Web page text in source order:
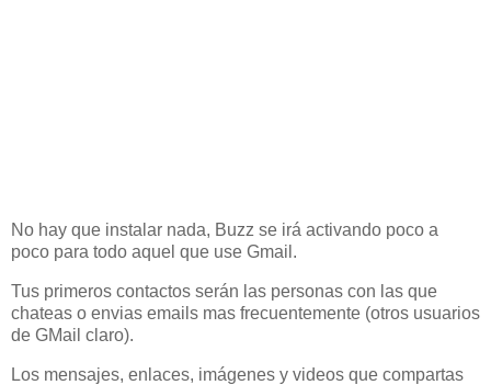
No hay que instalar nada, Buzz se irá activando poco a
poco para todo aquel que use Gmail.
Tus primeros contactos serán las personas con las que
chateas o envias emails mas frecuentemente (otros usuarios
de GMail claro).
Los mensajes, enlaces, imágenes y videos que compartas